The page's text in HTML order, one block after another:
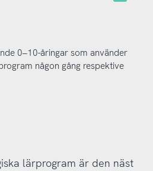
0–10-åringar som använder
någon gång respektive
lärprogram är den näst